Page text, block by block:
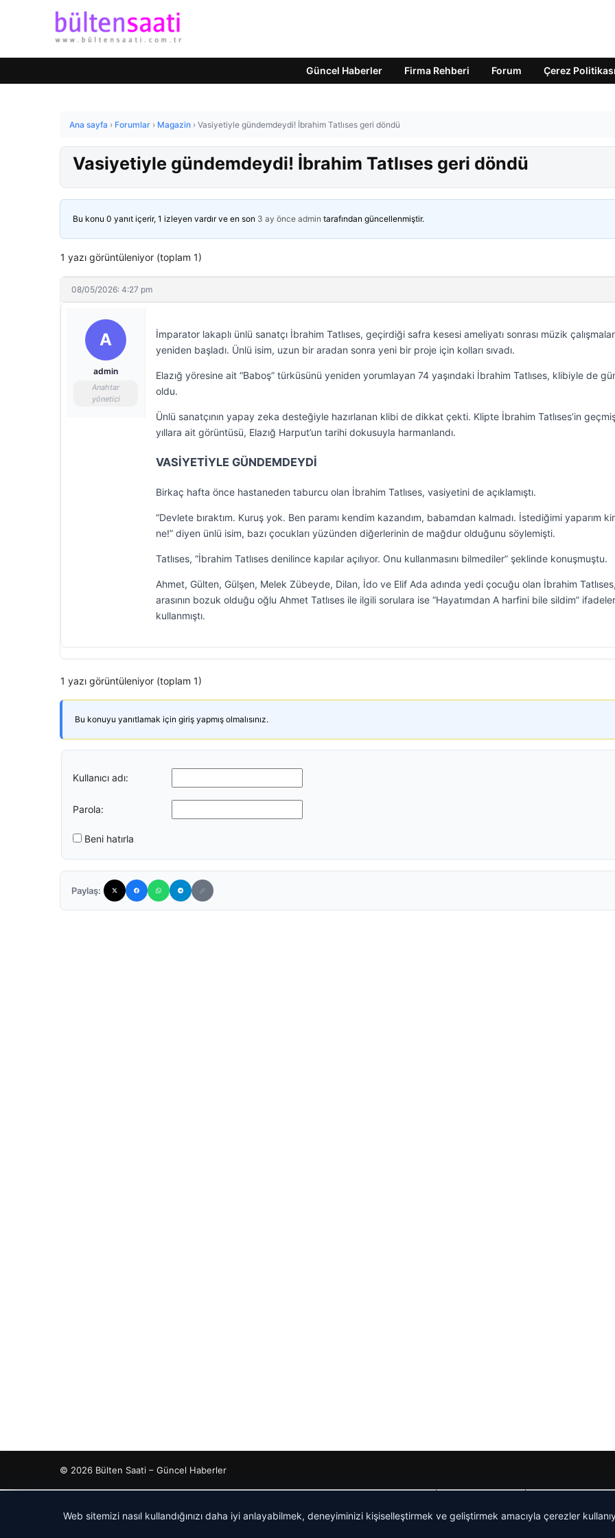
Güncel Haberler Firma Rehberi Forum Çerez Politikası
Ana sayfa › Forumlar › Magazin › Vasiyetiyle gündemdeydi! İbrahim Tatlıses geri döndü
Vasiyetiyle gündemdeydi! İbrahim Tatlıses geri döndü
Bu konu 0 yanıt içerir, 1 izleyen vardır ve en son 3 ay önce admin tarafından güncellenmiştir.
1 yazı görüntüleniyor (toplam 1)
08/05/2026: 4:27 pm
A
admin
Anahtar
yönetici
İmparator lakaplı ünlü sanatçı İbrahim Tatlıses, geçirdiği safra kesesi ameliyatı sonrası müzik
yeniden başladı. Ünlü isim, uzun bir aradan sonra yeni bir proje için kolları sıvadı.
Elazığ yöresine ait “Baboş” türküsünü yeniden yorumlayan 74 yaşındaki İbrahim Tatlıses, klibiyle de
oldu.
Ünlü sanatçının yapay zeka desteğiyle hazırlanan klibi de dikkat çekti. Klipte İbrahim Tatlıses’in
yıllara ait görüntüsü, Elazığ Harput’un tarihi dokusuyla harmanlandı.
VASİYETİYLE GÜNDEMDEYDİ
Birkaç hafta önce hastaneden taburcu olan İbrahim Tatlıses, vasiyetini de açıklamıştı.
“Devlete bıraktım. Kuruş yok. Ben paramı kendim kazandım, babamdan kalmadı. İstediğimi yaparım
ne!” diyen ünlü isim, bazı çocukları yüzünden diğerlerinin de mağdur olduğunu söylemişti.
Tatlıses, “İbrahim Tatlıses denilince kapılar açılıyor. Onu kullanmasını bilmediler” şeklinde konuşmuştu.
Ahmet, Gülten, Gülşen, Melek Zübeyde, Dilan, İdo ve Elif Ada adında yedi çocuğu olan İbrahim Tatlıses,
arasının bozuk olduğu oğlu Ahmet Tatlıses ile ilgili sorulara ise “Hayatımdan A harfini bile sildim”
kullanmıştı.
1 yazı görüntüleniyor (toplam 1)
Bu konuyu yanıtlamak için giriş yapmış olmalısınız.
Kullanıcı adı:
Parola:
Beni hatırla
Paylaş:
© 2026 Bülten Saati – Güncel Haberler
Web sitemizi nasıl kullandığınızı daha iyi anlayabilmek, deneyiminizi kişiselleştirmek ve geliştirmek amacıyla çerezler